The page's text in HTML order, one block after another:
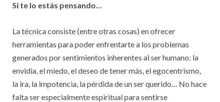
Si te lo estás pensando…
La técnica consiste (entre otras cosas) en ofrecer
herramientas para poder enfrentarte a los problemas
generados por sentimientos inherentes al ser humano: la
envidia, el miedo, el deseo de tener más, el egocentrismo,
la ira, la impotencia, la pérdida de un ser querido… No hace
falta ser especialmente espiritual para sentirse